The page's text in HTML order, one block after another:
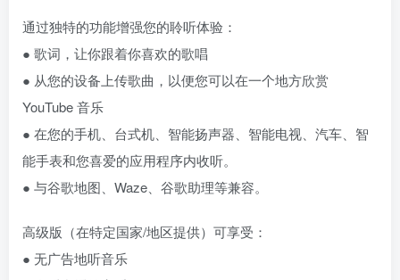
通过独特的功能增强您的聆听体验：
● 歌词，让你跟着你喜欢的歌唱
● 从您的设备上传歌曲，以便您可以在一个地方欣赏
YouTube 音乐
● 在您的手机、台式机、智能扬声器、智能电视、汽车、智
能手表和您喜爱的应用程序内收听。
● 与谷歌地图、Waze、谷歌助理等兼容。
高级版（在特定国家/地区提供）可享受：
● 无广告地听音乐